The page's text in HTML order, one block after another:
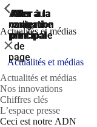
Aller à la
recherche
Aller à la
navigation
principale
Aller à la
navigation
principale
Aller au
contenu
principal
Aller
au
pied
de
page
Actualités et médias
ShowPrevious
Fermer
Actualités et médias
Actualités et médias
Nos innovations
Chiffres clés
L’espace presse
Ceci est notre ADN
ShowPrevious
ShowPrevious